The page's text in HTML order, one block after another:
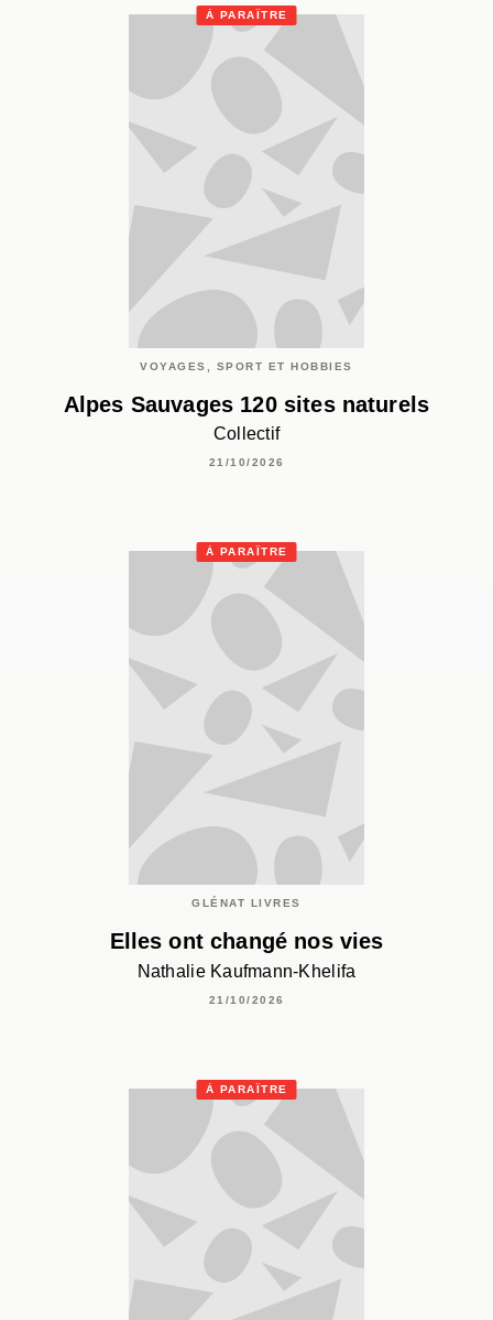
À PARAÎTRE
VOYAGES, SPORT ET HOBBIES
Alpes Sauvages 120 sites naturels
Collectif
21/10/2026
À PARAÎTRE
GLÉNAT LIVRES
Elles ont changé nos vies
Nathalie Kaufmann-Khelifa
21/10/2026
À PARAÎTRE